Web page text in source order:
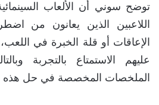
توضح سوني أن الألعاب
اللاعبين الذين يعانون من
الإعاقات أو قلة الخبرة في
عليهم الاستمتاع بالتجربة
الملخصات المخصصة في حل هذه